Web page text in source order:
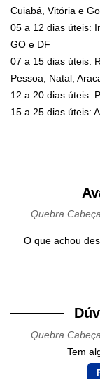
Cuiabá, Vitória e
05 a 12 dias úteis:
GO e DF
07 a 15 dias úteis:
Pessoa, Natal,
12 a 20 dias úteis:
15 a 25 dias úteis:
Quebra
O que achou
Quebra
Tem